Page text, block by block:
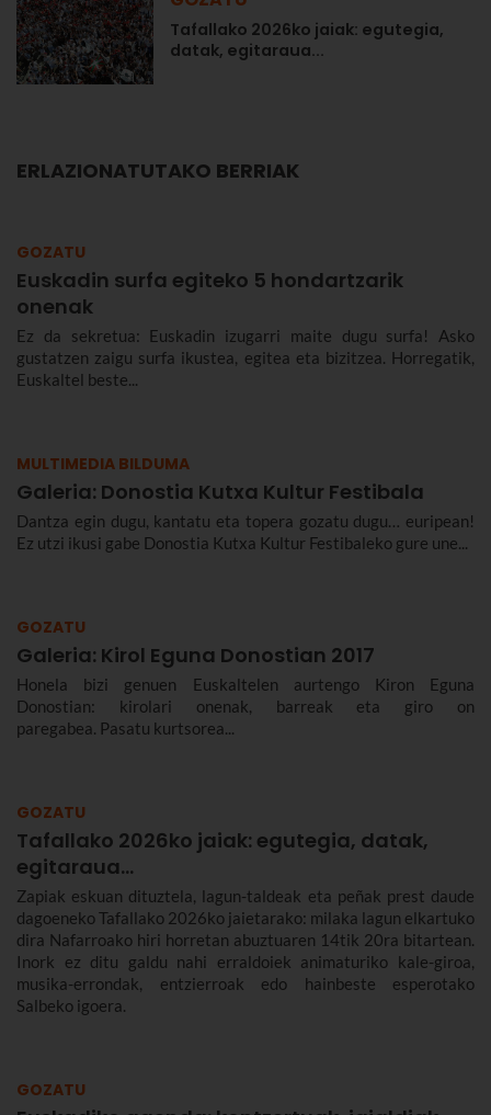
Tafallako 2026ko jaiak: egutegia,
datak, egitaraua...
ERLAZIONATUTAKO BERRIAK
GOZATU
Euskadin surfa egiteko 5 hondartzarik
onenak
Ez da sekretua: Euskadin izugarri maite dugu surfa! Asko
gustatzen zaigu surfa ikustea, egitea eta bizitzea. Horregatik,
Euskaltel beste...
MULTIMEDIA BILDUMA
Galeria: Donostia Kutxa Kultur Festibala
Dantza egin dugu, kantatu eta topera gozatu dugu… euripean!
Ez utzi ikusi gabe Donostia Kutxa Kultur Festibaleko gure une...
GOZATU
Galeria: Kirol Eguna Donostian 2017
Honela bizi genuen Euskaltelen aurtengo Kiron Eguna
Donostian: kirolari onenak, barreak eta giro on
paregabea. Pasatu kurtsorea...
GOZATU
Tafallako 2026ko jaiak: egutegia, datak,
egitaraua...
Zapiak eskuan dituztela, lagun-taldeak eta peñak prest daude
dagoeneko Tafallako 2026ko jaietarako: milaka lagun elkartuko
dira Nafarroako hiri horretan abuztuaren 14tik 20ra bitartean.
Inork ez ditu galdu nahi erraldoiek animaturiko kale-giroa,
musika-errondak, entzierroak edo hainbeste esperotako
Salbeko igoera.
GOZATU